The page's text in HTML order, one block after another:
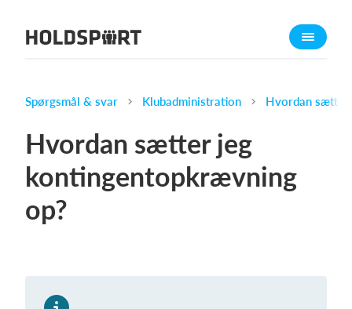
Om Holdsport
Presseomtale
Funktioner
Spørgsmål & svar Klubadministration Hvordan sætter
Hvordan sætter jeg
kontingentopkrævning
op?